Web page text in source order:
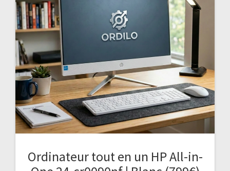
Ordinateur tout en un HP All-in-